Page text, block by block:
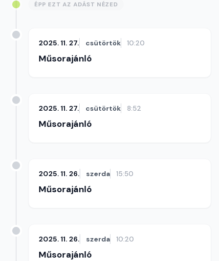
ÉPP EZT AZ ADÁST NÉZED
2025. 11. 27. csütörtök 10:20
Műsorajánló
2025. 11. 27. csütörtök 8:52
Műsorajánló
2025. 11. 26. szerda 15:50
Műsorajánló
2025. 11. 26. szerda 10:20
Műsorajánló